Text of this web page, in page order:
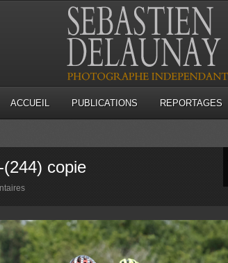
ACCUEIL PUBLICATIONS REPORTAGES
(244) copie